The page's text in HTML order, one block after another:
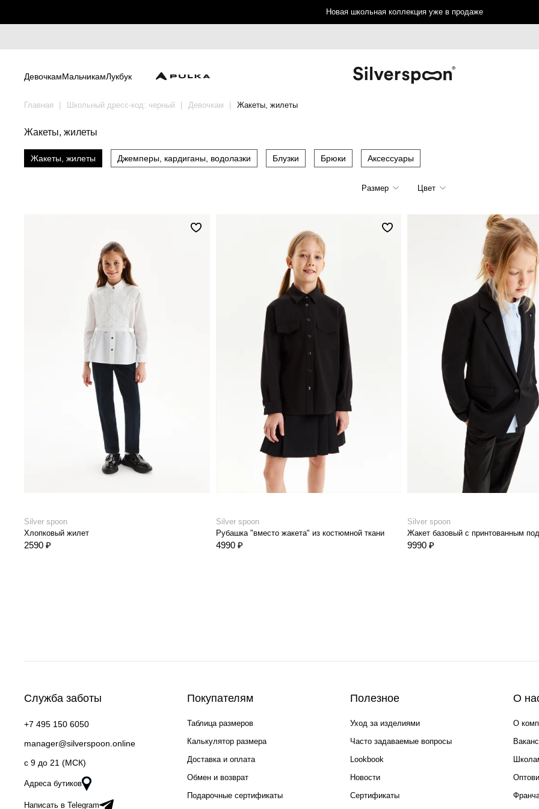
Новая школьная коллекция уже в продаже
ДевочкамМальчикамЛукбук
Главная Школьный дресс-код: черный Девочкам Жакеты, жилеты
Жакеты, жилеты
Жакеты, жилеты Джемперы, кардиганы, водолазки Блузки Брюки Аксессуары
Размер Цвет
Silver spoon
Хлопковый жилет
2590 ₽
Silver spoon
Рубашка "вместо жакета" из костюмной ткани
4990 ₽
Silver spoon
Жакет базовый с принтованным
9990 ₽
Служба заботы
+7 495 150 6050
manager@silverspoon.online
c 9 до 21 (МСК)
Адреса бутиков
Написать в Telegram
Покупателям
Таблица размеров
Калькулятор размера
Доставка и оплата
Обмен и возврат
Подарочные сертификаты
Полезное
Уход за изделиями
Часто задаваемые вопросы
Lookbook
Новости
Сертификаты
О
О